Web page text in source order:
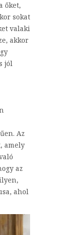
őket,
sokat
valaki
akkor
jól
Az
amely
az
ahol